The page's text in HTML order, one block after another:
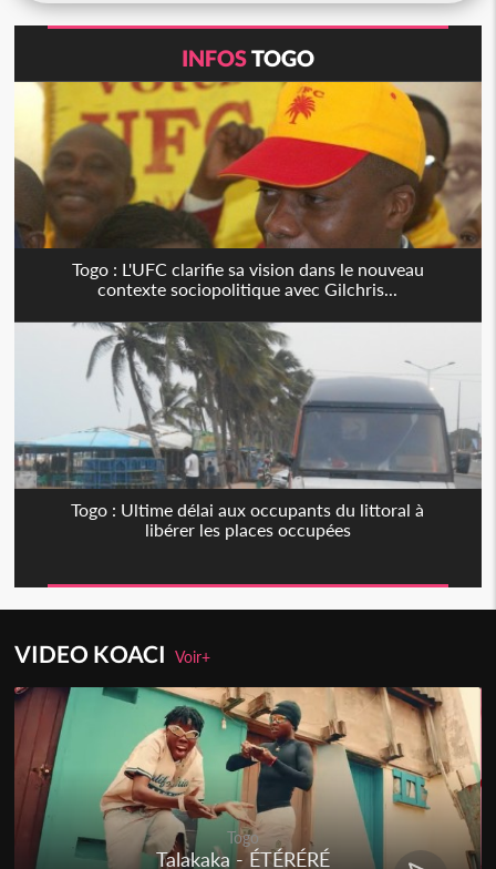
INFOSTOGO
Togo : L'UFC clarifie sa vision dans le nouveau
contexte sociopolitique avec Gilchris...
Togo : Ultime délai aux occupants du littoral à
libérer les places occupées
VIDEO KOACIVoir+
Togo
Talakaka - ÉTÉRÉRÉ